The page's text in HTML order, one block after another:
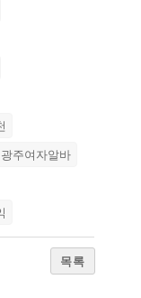
주여자알바
목록